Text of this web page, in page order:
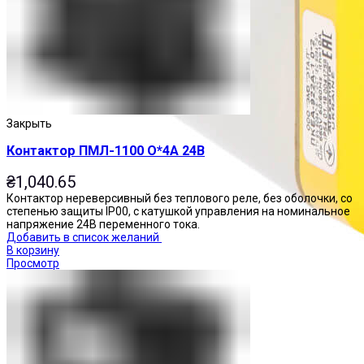
Посты управления
Закрыть
Контактор ПМЛ-1100 О*4А 24В
₴1,040.65
Контактор нереверсивный без теплового реле, без оболочки, со
степенью защиты IP00, с катушкой управления на номинальное
напряжение 24В переменного тока.
Добавить в список желаний
В корзину
Просмотр